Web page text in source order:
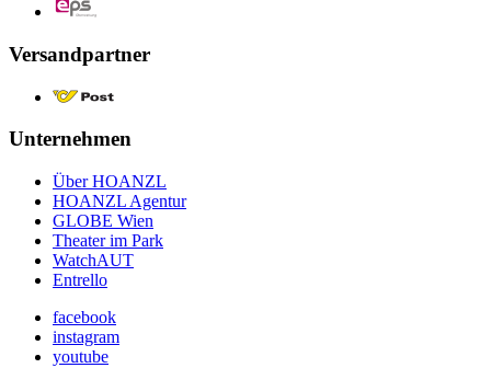
Versandpartner
Unternehmen
Über HOANZL
HOANZL Agentur
GLOBE Wien
Theater im Park
WatchAUT
Entrello
facebook
instagram
youtube